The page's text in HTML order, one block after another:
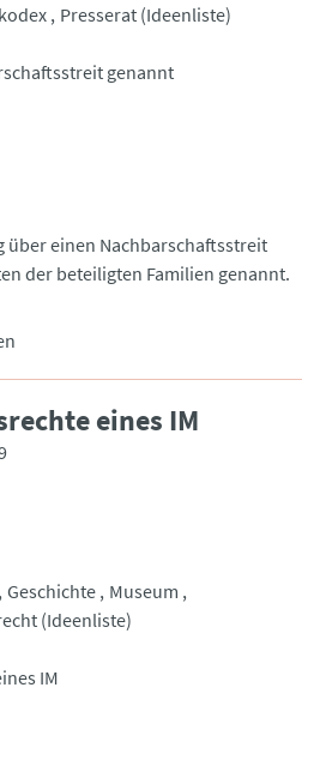
Presserat (Ideenliste)
genannt
über einen Nachbarschaftsstreit
der beteiligten Familien genannt.
eines IM
Geschichte Museum
(Ideenliste)
IM